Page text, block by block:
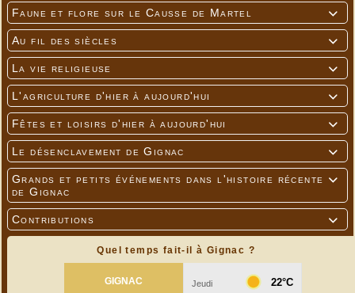

Faune et flore sur le Causse de Martel

Au fil des siècles

La vie religieuse

L'agriculture d'hier à aujourd'hui

Fêtes et loisirs d'hier à aujourd'hui

Le désenclavement de Gignac

Grands et petits événements dans l'histoire récente
de Gignac

Contributions
Quel temps fait-il à Gignac ?